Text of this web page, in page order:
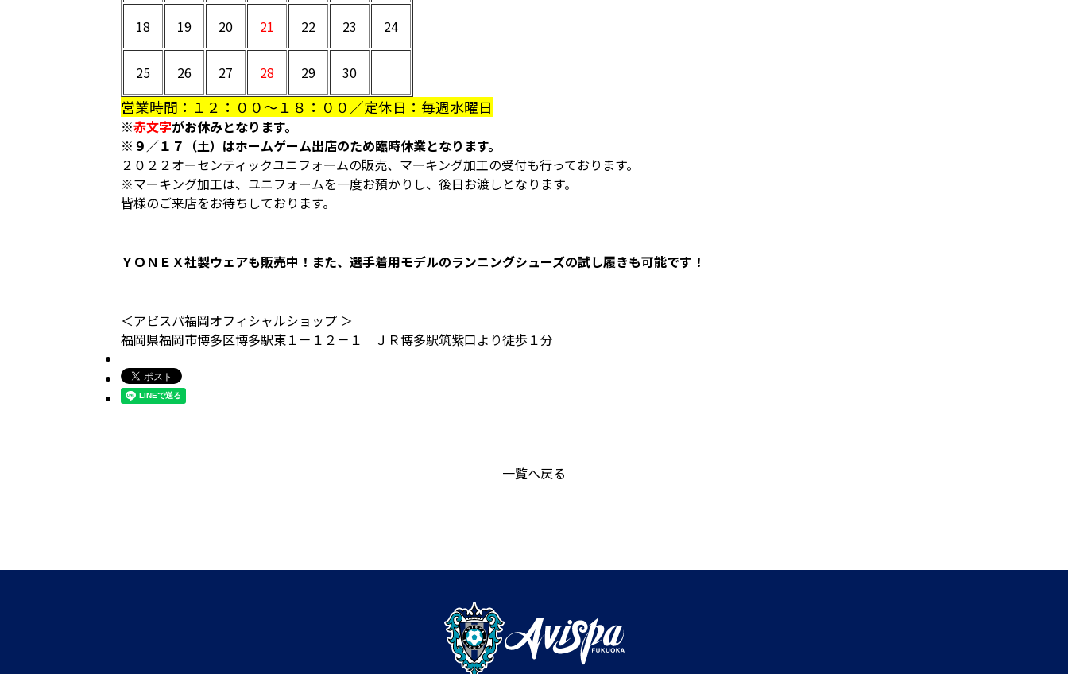
18 19 20 21 22 23 24
25 26 27 28 29 30
営業時間：１２：００～１８：００／定休日：毎週水曜日
※赤文字がお休みとなります。
※９／１７（土）はホームゲーム出店のため臨時休業となります。
２０２２オーセンティックユニフォームの販売、マーキング加工の受付も行っております。
※マーキング加工は、ユニフォームを一度お預かりし、後日お渡しとなります。
皆様のご来店をお待ちしております。
ＹＯＮＥＸ社製ウェアも販売中！また、選手着用モデルのランニングシューズの試し履きも可能です！
＜アビスパ福岡オフィシャルショップ ＞
福岡県福岡市博多区博多駅東１－１２－１ ＪＲ博多駅筑紫口より徒歩１分
一覧へ戻る